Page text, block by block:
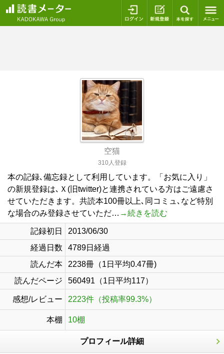
ログイン 新規登録
空猫
310人登録
本の記録､備忘録として利用しています。「お気に入り」
の新規登録は､Ｘ(旧twitter)と連携されている方はご遠慮さ
せていただきます。共読本100冊以上､同コミュ､など特別
な場合のみ登録させていただ… →続きを読む
記録初日
2013/06/30
経過日数
4789日経過
読んだ本
2238冊（1日平均0.47冊)
読んだページ
560491（1日平均117）
感想/レビュー 2223件（投稿率99.3%）
本棚 10棚
プロフィール詳細